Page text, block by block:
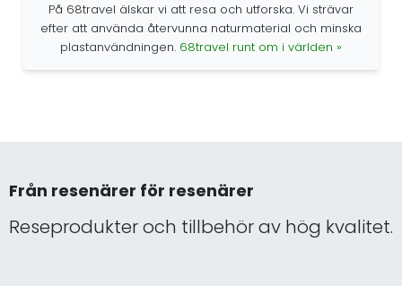
På 68travel älskar vi att resa och utforska. Vi strävar
efter att använda återvunna naturmaterial och minska
plastanvändningen. 68travel runt om i världen »
Från resenärer för resenärer
Reseprodukter och tillbehör av hög kvalitet.